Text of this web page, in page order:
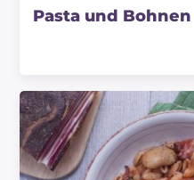
Pasta und Bohnen